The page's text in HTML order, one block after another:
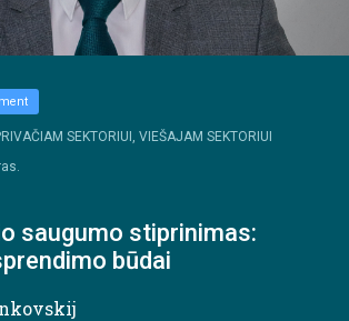
SEKTORIUI, VIEŠAJAM SEKTORIUI
saugumo stiprinimas:
būdai